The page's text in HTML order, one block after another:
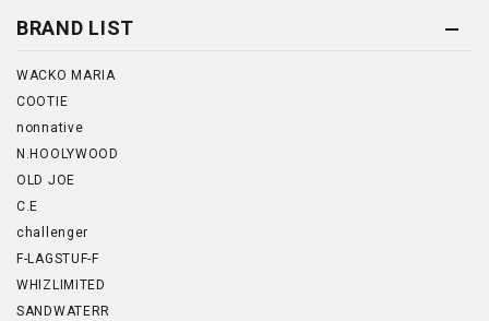
BRAND LIST
WACKO MARIA
COOTIE
nonnative
N.HOOLYWOOD
OLD JOE
C.E
challenger
F-LAGSTUF-F
WHIZLIMITED
SANDWATERR